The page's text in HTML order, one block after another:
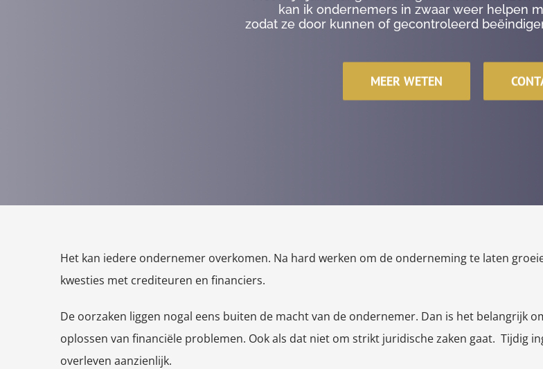
kan ik ondernemers in zwaar weer helpen
zodat ze door kunnen of gecontroleerd
MEER WETEN
Het kan iedere ondernemer overkomen. Na hard werken om de onderneming te laten
kwesties met crediteuren en financiers.
De oorzaken liggen nogal eens buiten de macht van de ondernemer. Dan is het belangrijk
oplossen van financiële problemen. Ook als dat niet om strikt juridische zaken gaat. Tijdig
overleven aanzienlijk.